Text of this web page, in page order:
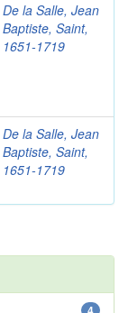
De la Salle, Jean
Baptiste, Saint,
1651-1719
De la Salle, Jean
Baptiste, Saint,
1651-1719